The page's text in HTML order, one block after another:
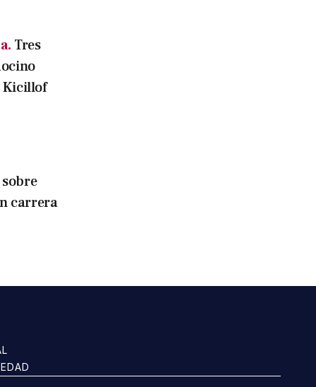
Tres
Kicillof
carrera